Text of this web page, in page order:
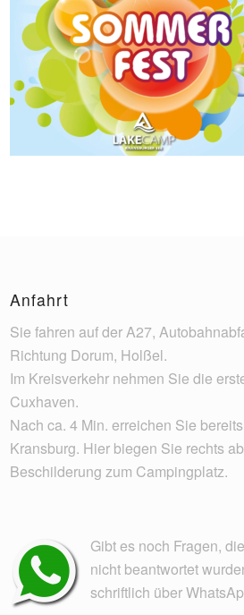
Anfahrt
Sie fahren auf der A27,
Richtung Dorum, Holßel.
Im Kreisverkehr nehmen Sie die
Cuxhaven.
Nach ca. 4 Min. erreichen Sie
Kransburg. Hier biegen Sie rechts
Beschilderung zum Campingplatz.
Gibt es noch Fragen,
nicht beantwortet
schriftlich über